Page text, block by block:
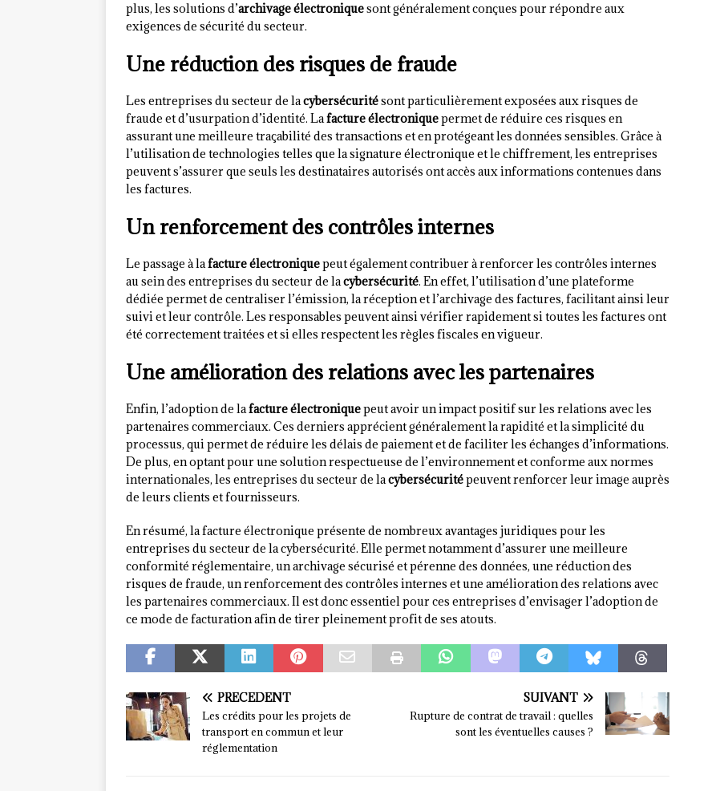
plus, les solutions d’archivage électroniquesont généralement conçues pour répondre aux
exigences de sécurité du secteur.
Une réduction des risques de fraude
Les entreprises du secteur de lacybersécuritésont particulièrement exposées aux risques de
fraude et d’usurpation d’identité. Lafacture électroniquepermet de réduire ces risques en
assurant une meilleure traçabilité des transactions et en protégeant les données sensibles. Grâce à
l’utilisation de technologies telles que la signature électronique et le chiffrement, les entreprises
peuvent s’assurer que seuls les destinataires autorisés ont accès aux informations contenues dans
les factures.
Un renforcement des contrôles internes
Le passage à lafacture électroniquepeut également contribuer à renforcer les contrôles internes
au sein des entreprises du secteur de lacybersécurité. En effet, l’utilisation d’une plateforme
dédiée permet de centraliser l’émission, la réception et l’archivage des factures, facilitant ainsi leur
suivi et leur contrôle. Les responsables peuvent ainsi vérifier rapidement si toutes les factures ont
été correctement traitées et si elles respectent les règles fiscales en vigueur.
Une amélioration des relations avec les partenaires
Enfin, l’adoption de lafacture électroniquepeut avoir un impact positif sur les relations avec les
partenaires commerciaux. Ces derniers apprécient généralement la rapidité et la simplicité du
processus, qui permet de réduire les délais de paiement et de faciliter les échanges d’informations.
De plus, en optant pour une solution respectueuse de l’environnement et conforme aux normes
internationales, les entreprises du secteur de lacybersécuritépeuvent renforcer leur image auprès
de leurs clients et fournisseurs.
En résumé, la facture électronique présente de nombreux avantages juridiques pour les
entreprises du secteur de la cybersécurité. Elle permet notamment d’assurer une meilleure
conformité réglementaire, un archivage sécurisé et pérenne des données, une réduction des
risques de fraude, un renforcement des contrôles internes et une amélioration des relations avec
les partenaires commerciaux. Il est donc essentiel pour ces entreprises d’envisager l’adoption de
ce mode de facturation afin de tirer pleinement profit de ses atouts.
PRÉCÉDENT
Les crédits pour les projets de
transport en commun et leur
réglementation
SUIVANT
Rupture de contrat de travail : quelles
sont les éventuelles causes ?